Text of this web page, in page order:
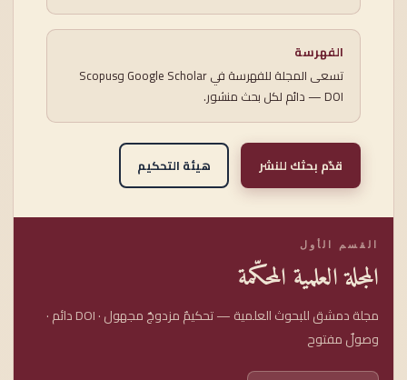
القسم الأول
المجلة العلمية المحكّمة
مجلة دمشق للبحوث العلمية — تحكيمٌ مزدوجٌ مجهول · DOI دائم ·
وصولٌ مفتوح
الفهرسة
تسعى المجلة للفهرسة في Google Scholar وScopus
— DOI دائم لكل بحث منشور.
قدّم بحثك للنشر هيئة التحكيم